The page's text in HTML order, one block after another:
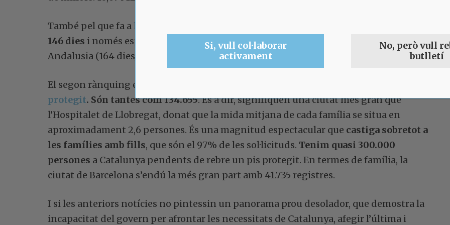
També pel que fa a llistes d’espera
146 dies i només esperen més els pacients de Castella-la Manxa (149 dies) i
Andalusia (164 dies).
El segon rànquing escandalós és
protegit. Són tantes com 134.655. És a dir, signifiquen una ciutat més gran que
l’Hospitalet de Llobregat, donat que la mida mitjana de cada família se situa en
aproximadament 2,6 persones. És una magnitud espectacular que castiga sobretot a
les famílies amb fills, que són el 97% de les sol·licituds. Tenim quasi 300.000
persones a Catalunya pendents de rebre un pis protegit. En termes de família, la
ciutat de Barcelona s’endú la més gran part amb 41.735 registres.
I si les anteriors notícies no pintessin un panorama prou desolador, que demostra la
incapacitat del govern per afrontar les necessitats de Catalunya, afegir l’última i
Si, vull col·laborar
activament
No, però vull
butlletí